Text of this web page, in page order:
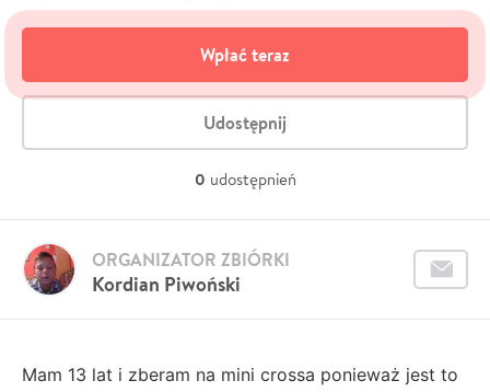
Wpłać teraz
Udostępnij
0 udostępnień
Kordian Piwoński
ORGANIZATOR ZBIÓRKI
Mam 13 lat i zberam na mini crossa ponieważ jest to